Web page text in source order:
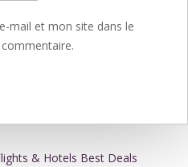
mail et mon site dans le
& Hotels Best Deals